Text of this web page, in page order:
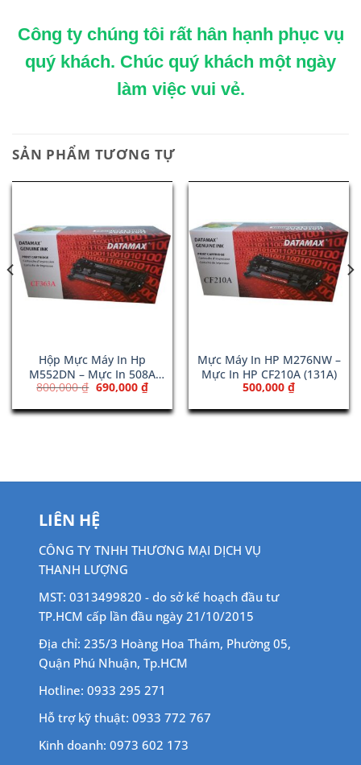
Công ty chúng tôi rất hân hạnh phục vụ
quý khách. Chúc quý khách một ngày
làm việc vui vẻ.
SẢN PHẨM TƯƠNG TỰ
Hộp Mực Máy In Hp
M552DN – Mực In 508A
Magenta (CF363A)
800,000₫ Giá
là:
800,000 ₫.
690,000 ₫Giá
hiện
tại
là:
Mực Máy In HP M276NW –
Mực In HP CF210A (131A)
500,000 ₫
LIÊN HỆ
CÔNG TY TNHH THƯƠNG MẠI DỊCH VỤ
THANH LƯỢNG
MST: 0313499820 - do sở kế hoạch đầu tư
TP.HCM cấp lần đầu ngày 21/10/2015
Địa chỉ: 235/3 Hoàng Hoa Thám, Phường 05,
Quận Phú Nhuận, Tp.HCM
Hotline: 0933 295 271
Hỗ trợ kỹ thuật: 0933 772 767
Kinh doanh: 0973 602 173